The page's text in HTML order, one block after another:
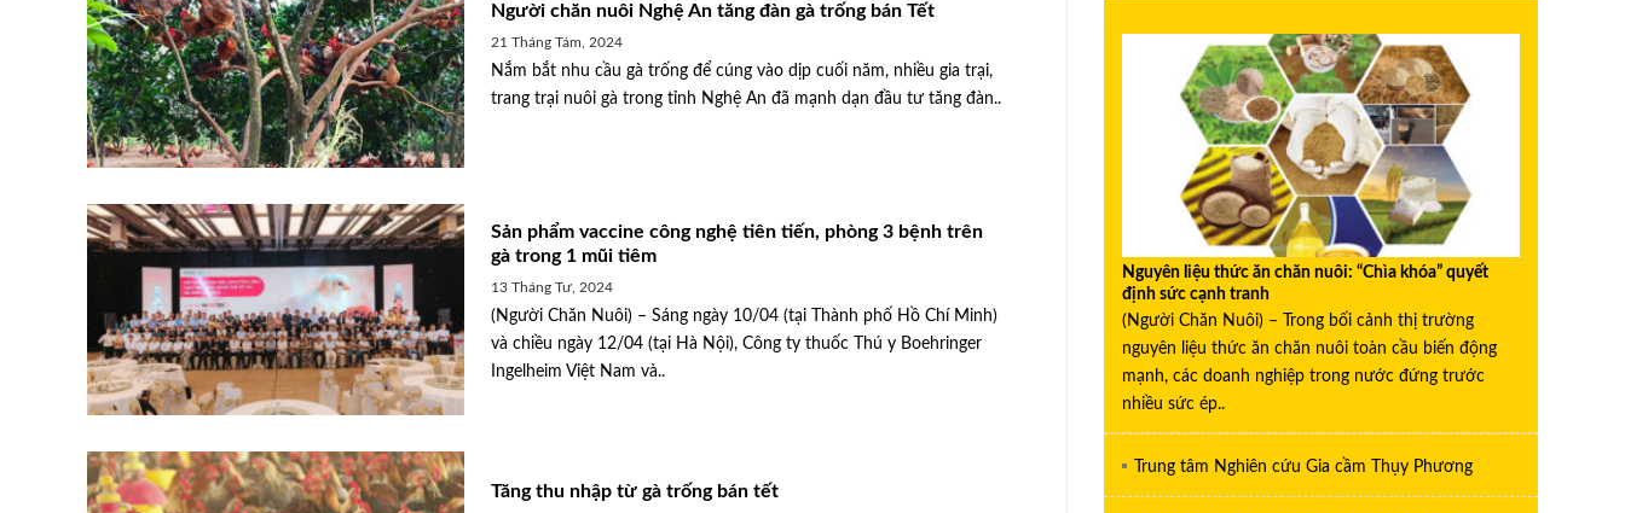
Người chăn nuôi Nghệ An tăng đàn gà trống bán Tết
21 Tháng Tám, 2024
Nắm bắt nhu cầu gà trống để cúng vào dịp cuối năm, nhiều gia trại,
trang trại nuôi gà trong tỉnh Nghệ An đã mạnh dạn đầu tư tăng đàn..
Sản phẩm vaccine công nghệ tiên tiến, phòng 3 bệnh trên
gà trong 1 mũi tiêm
13 Tháng Tư, 2024
(Người Chăn Nuôi) – Sáng ngày 10/04 (tại Thành phố Hồ Chí Minh)
và chiều ngày 12/04 (tại Hà Nội), Công ty thuốc Thú y Boehringer
Ingelheim Việt Nam và..
Tăng thu nhập từ gà trống bán tết
Nguyên liệu thức ăn chăn nuôi: “Chìa khóa” quyết
định sức cạnh tranh
(Người Chăn Nuôi) – Trong bối cảnh thị trường
nguyên liệu thức ăn chăn nuôi toàn cầu biến động
mạnh, các doanh nghiệp trong nước đứng trước
nhiều sức ép..
Trung tâm Nghiên cứu Gia cầm Thụy Phương